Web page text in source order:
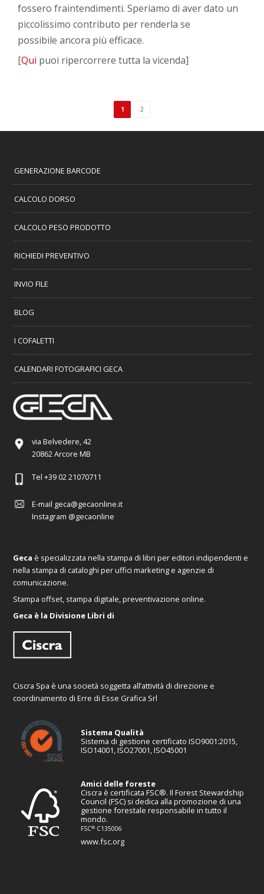
fossero fraintendimenti. Speriamo di aver dato un
piccolissimo contributo per renderla se
possibile ancora più efficace.
[Qui puoi ripercorrere tutta la vicenda]
1 2
GENERAZIONE BARCODE
CALCOLO DORSO
CALCOLO PESO PRODOTTO
RICHIEDI PREVENTIVO
INVIO FILE
BLOG
I COFALETTI
CALENDARI FOTOGRAFICI GECA
via Belvedere, 42
20862 Arcore MB
Tel +39 02 21070711
E-mail geca@gecaonline.it
Instagram @gecaonline
Geca è specializzata nella stampa di libri per editori indipendenti e
nella stampa di cataloghi per uffici marketing e agenzie di
comunicazione.
Stampa offset, stampa digitale, preventivazione online.
Geca è la Divisione Libri di
Ciscra Spa è una società soggetta all’attività di direzione e
coordinamento di Erre di Esse Grafica Srl
Sistema Qualità
Sistema di gestione certificato ISO9001:2015,
ISO14001, ISO27001, ISO45001
Amici delle foreste
Ciscra è certificata FSC®. Il Forest Stewardship
Council (FSC) si dedica alla promozione di una
gestione forestale responsabile in tutto il
mondo.
FSC® C135006
www.fsc.org